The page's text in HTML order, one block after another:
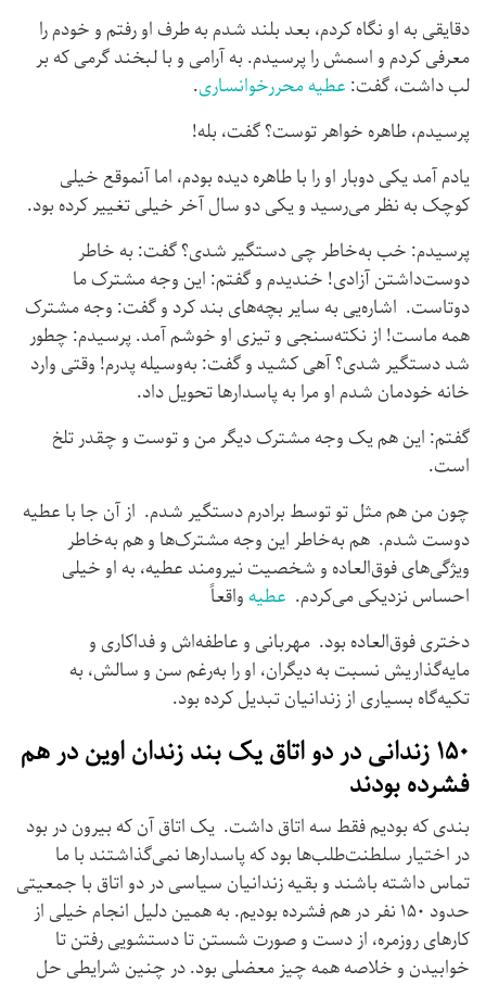
دقایقی به او نگاه کردم، بعد بلند شدم به طرف او رفتم و خودم را
معرفی کردم و اسمش را پرسیدم. به آرامی و با لبخند گرمی که بر
لب داشت، گفت: عطیه محررخوانساری.
پرسیدم، طاهره خواهر توست؟ گفت، بله!
یادم آمد یکی دوبار او را با طاهره دیده بودم، اما آنموقع خیلی
کوچک به نظر می‌رسید و یکی دو سال آخر خیلی تغییر کرده بود.
پرسیدم‌: خب به‌خاطر چی دستگیر شدی؟ گفت: به خاطر
دوست‌داشتن آزادی! خندیدم و گفتم: این وجه مشترک ما
دوتاست. اشاره‌یی به سایر بچه‌های بند کرد و گفت: وجه مشترک
همه ماست! از نکته‌سنجی و تیزی او خوشم آمد. پرسیدم: چطور
شد دستگیر شدی؟ آهی کشید و گفت: به‌وسیله پدرم! وقتی وارد
خانه خودمان شدم او مرا به پاسدارها تحویل داد.
گفتم: این هم یک وجه مشترک دیگر من و توست و چقدر تلخ
است.
چون من هم مثل تو توسط برادرم دستگیر شدم. از آن جا با عطیه
دوست شدم. هم به‌خاطر این وجه مشترک‌ها و هم به‌خاطر
ویژگی‌های فوق‌العاده و شخصیت نیرومند عطیه، به او خیلی
احساس نزدیکی می‌کردم. عطیهواقعاً
دختری فوق‌العاده بود. مهربانی و عاطفه‌اش و فداکاری و
مایه‌گذاریش نسبت به دیگران، او را به‌رغم سن و سالش، به
تکیه‌گاه بسیاری از زندانیان تبدیل کرده بود.
۱۵۰ زندانی در دو اتاق یک بند زندان اوین در هم
فشرده بودند
بندی که بودیم فقط سه اتاق داشت. یک اتاق آن که بیرون در بود
در اختیار سلطنت‌طلب‌ها بود که پاسدارها نمی‌گذاشتند با ما
تماس داشته باشند و بقیه زندانیان سیاسی در دو اتاق با جمعیتی
حدود ۱۵۰ نفر در هم فشرده بودیم. به همین دلیل انجام خیلی از
کارهای روزمره، از دست و صورت شستن تا دستشویی رفتن تا
خوابیدن و خلاصه همه چیز معضلی بود. در چنین شرایطی حل